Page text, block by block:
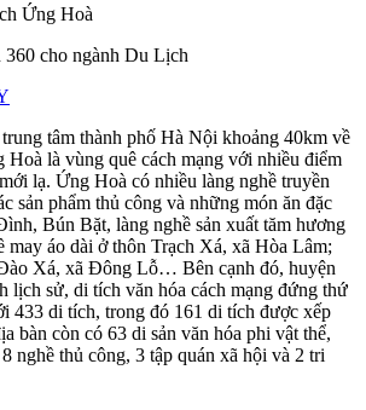
Ứng Hoà
cho ngành Du Lịch
tâm thành phố Hà Nội khoảng 40km về
Hoà là vùng quê cách mạng với nhiều điểm
lạ. Ứng Hoà có nhiều làng nghề truyền
sản phẩm thủ công và những món ăn đặc
Bún Bặt, làng nghề sản xuất tăm hương
may áo dài ở thôn Trạch Xá, xã Hòa Lâm;
Xá, xã Đông Lỗ… Bên cạnh đó, huyện
lịch sử, di tích văn hóa cách mạng đứng thứ
433 di tích, trong đó 161 di tích được xếp
bàn còn có 63 di sản văn hóa phi vật thể,
nghề thủ công, 3 tập quán xã hội và 2 tri